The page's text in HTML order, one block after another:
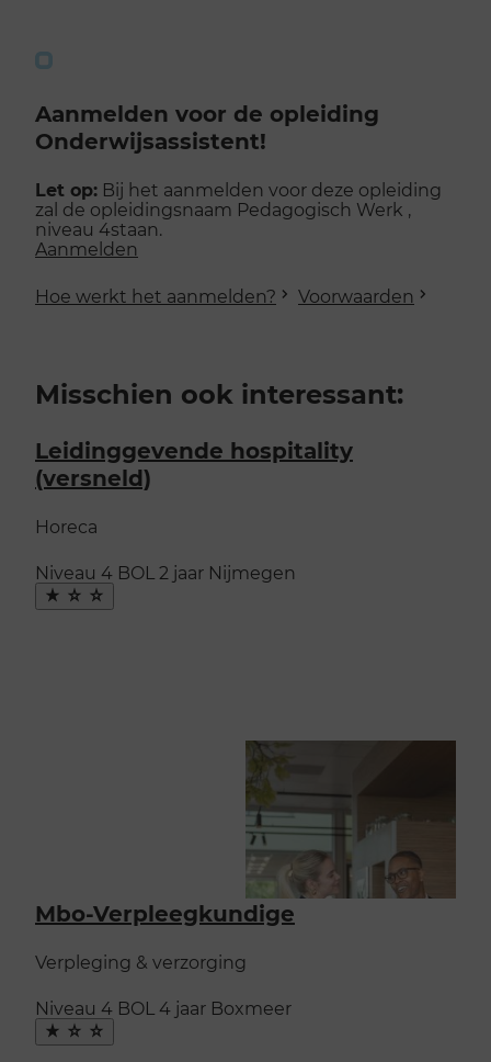
Aanmelden voor de opleiding
Onderwijsassistent!
Let op: Bij het aanmelden voor deze opleiding
zal de opleidingsnaam Pedagogisch Werk ,
niveau 4staan.
Aanmelden
Hoe werkt het aanmelden? Voorwaarden
Misschien ook interessant:
Leidinggevende hospitality
(versneld)
Horeca
Niveau 4 BOL 2 jaar Nijmegen
Maak
favoriet
Mbo-Verpleegkundige
Verpleging & verzorging
Niveau 4 BOL 4 jaar Boxmeer
Maak
favoriet